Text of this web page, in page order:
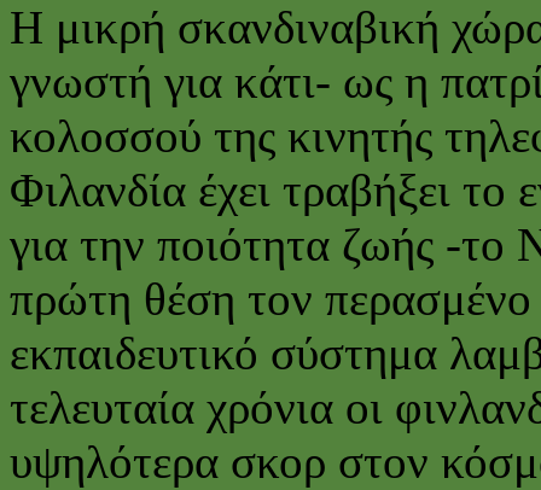
Η μικρή σκανδιναβική
γνωστή για κάτι- ως η
κολοσσού της κινητής
Φιλανδία έχει τραβήξει
για την ποιότητα ζωής -το
πρώτη θέση τον περασμένο
εκπαιδευτικό σύστημα
τελευταία χρόνια οι
υψηλότερα σκορ στον